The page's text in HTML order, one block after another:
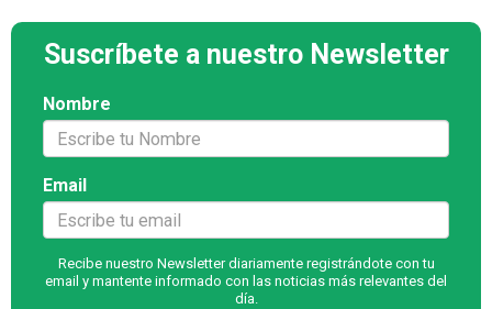
Suscríbete a nuestro Newsletter
Nombre
Email
Recibe nuestro Newsletter diariamente registrándote con tu
email y mantente informado con las noticias más relevantes del
día.